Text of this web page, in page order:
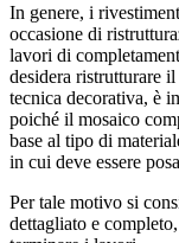
In genere, i
occasione di
lavori di
desidera ristrutturare
tecnica decorativa, è
poiché il mosaico
base al tipo di
in cui deve essere
Per tale motivo si
dettagliato e